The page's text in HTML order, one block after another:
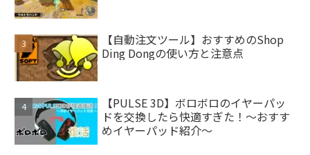
【自動注文ツール】おすすめのShop
Ding Dongの使い方と注意点
【PULSE 3D】ボロボロのイヤーパッ
ドを交換したら快適すぎた！～おすす
めイヤーパッド紹介～